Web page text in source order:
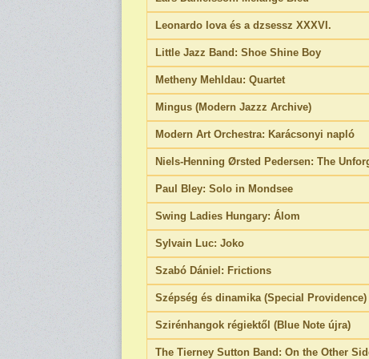
Leonardo lova és a dzsessz XXXVI.
Little Jazz Band: Shoe Shine Boy
Metheny Mehldau: Quartet
Mingus (Modern Jazzz Archive)
Modern Art Orchestra: Karácsonyi napló
Niels-Henning Ørsted Pedersen: The
Paul Bley: Solo in Mondsee
Swing Ladies Hungary: Álom
Sylvain Luc: Joko
Szabó Dániel: Frictions
Szépség és dinamika (Special Providence)
Szirénhangok régiektől (Blue Note újra)
The Tierney Sutton Band: On the Other